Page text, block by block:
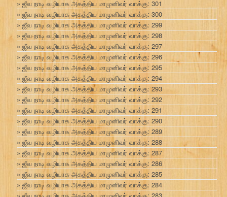
ஜீவ நாடி வழியாக அகத்திய மாமுனிவர் வாக்கு: 301
ஜீவ நாடி வழியாக அகத்திய மாமுனிவர் வாக்கு: 300
ஜீவ நாடி வழியாக அகத்திய மாமுனிவர் வாக்கு: 299
ஜீவ நாடி வழியாக அகத்திய மாமுனிவர் வாக்கு: 298
ஜீவ நாடி வழியாக அகத்திய மாமுனிவர் வாக்கு: 297
ஜீவ நாடி வழியாக அகத்திய மாமுனிவர் வாக்கு: 296
ஜீவ நாடி வழியாக அகத்திய மாமுனிவர் வாக்கு: 295
ஜீவ நாடி வழியாக அகத்திய மாமுனிவர் வாக்கு: 294
ஜீவ நாடி வழியாக அகத்திய மாமுனிவர் வாக்கு: 293
ஜீவ நாடி வழியாக அகத்திய மாமுனிவர் வாக்கு: 292
ஜீவ நாடி வழியாக அகத்திய மாமுனிவர் வாக்கு: 291
ஜீவ நாடி வழியாக அகத்திய மாமுனிவர் வாக்கு: 290
ஜீவ நாடி வழியாக அகத்திய மாமுனிவர் வாக்கு: 289
ஜீவ நாடி வழியாக அகத்திய மாமுனிவர் வாக்கு: 288
ஜீவ நாடி வழியாக அகத்திய மாமுனிவர் வாக்கு: 287
ஜீவ நாடி வழியாக அகத்திய மாமுனிவர் வாக்கு: 286
ஜீவ நாடி வழியாக அகத்திய மாமுனிவர் வாக்கு: 285
ஜீவ நாடி வழியாக அகத்திய மாமுனிவர் வாக்கு: 284